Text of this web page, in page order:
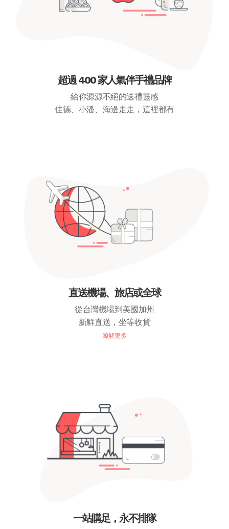
超過 400 家人氣伴手禮品牌
給你源源不絕的送禮靈感
佳德、小潘、海邊走走，這裡都有
直送機場、旅店或全球
從台灣機場到美國加州
新鮮直送，坐等收貨
瞭解更多
一站購足，永不排隊